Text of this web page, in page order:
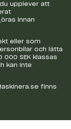
upplever att
innan
eller som
och lätta
SEK klassas
kan inte
finns